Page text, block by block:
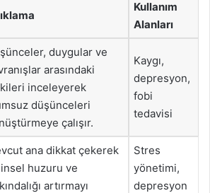
Kullanım
Alanları
duygular ve
arasındaki
inceleyerek
düşünceleri
çalışır.
Kaygı,
depresyon,
fobi
tedavisi
ana dikkat çekerek
huzuru ve
artırmayı
Stres
yönetimi,
depresyon